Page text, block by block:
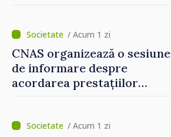
construi comunități mai
puternice”
/ Acum 1 zi
CNAS organizează o sesiune
de informare despre
acordarea prestațiilor
invitați să se înscrie la
/ Acum 1 zi